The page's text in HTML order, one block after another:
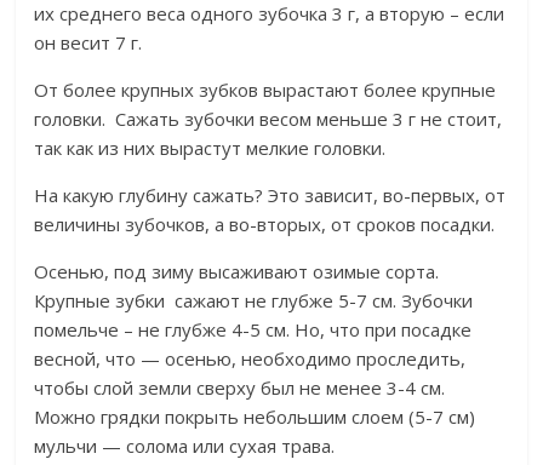
их среднего веса одного зубочка 3 г, а вторую – если
он весит 7 г.
От более крупных зубков вырастают более крупные
головки. Сажать зубочки весом меньше 3 г не стоит,
так как из них вырастут мелкие головки.
На какую глубину сажать? Это зависит, во-первых, от
величины зубочков, а во-вторых, от сроков посадки.
Осенью, под зиму высаживают озимые сорта.
Крупные зубки сажают не глубже 5-7 см. Зубочки
помельче – не глубже 4-5 см. Но, что при посадке
весной, что — осенью, необходимо проследить,
чтобы слой земли сверху был не менее 3-4 см.
Можно грядки покрыть небольшим слоем (5-7 см)
мульчи — солома или сухая трава.